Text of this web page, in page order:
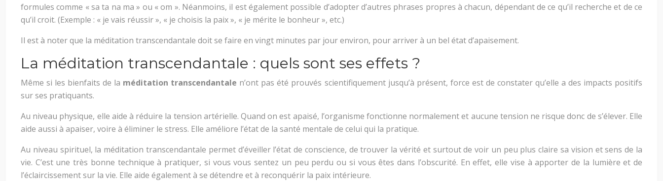
formules comme « sa ta na ma » ou « om ». Néanmoins, il est également possible d’adopter d’autres phrases propres à chacun, dépendant de ce qu’il recherche et de ce
qu’il croit. (Exemple : « je vais réussir », « je choisis la paix », « je mérite le bonheur », etc.)
Il est à noter que la méditation transcendantale doit se faire en vingt minutes par jour environ, pour arriver à un bel état d’apaisement.
La méditation transcendantale : quels sont ses effets ?
Même si les bienfaits de la méditation transcendantale n’ont pas été prouvés scientifiquement jusqu’à présent, force est de constater qu’elle a des impacts positifs
sur ses pratiquants.
Au niveau physique, elle aide à réduire la tension artérielle. Quand on est apaisé, l’organisme fonctionne normalement et aucune tension ne risque donc de s’élever. Elle
aide aussi à apaiser, voire à éliminer le stress. Elle améliore l’état de la santé mentale de celui qui la pratique.
Au niveau spirituel, la méditation transcendantale permet d’éveiller l’état de conscience, de trouver la vérité et surtout de voir un peu plus claire sa vision et sens de la
vie. C’est une très bonne technique à pratiquer, si vous vous sentez un peu perdu ou si vous êtes dans l’obscurité. En effet, elle vise à apporter de la lumière et de
l’éclaircissement sur la vie. Elle aide également à se détendre et à reconquérir la paix intérieure.